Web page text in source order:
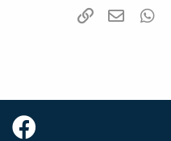
Tumblr
WhatsAppדואר אלקטרוני